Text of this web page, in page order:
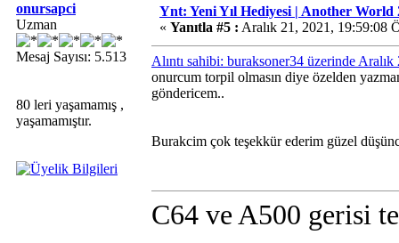
onursapci
Uzman
Mesaj Sayısı: 5.513
80 leri yaşamamış ,
yaşamamıştır.
Ynt: Yeni Yıl Hediyesi | Another World
« Yanıtla #5 : Aralık 21, 2021, 19:59:08
Alıntı sahibi: buraksoner34 üzerinde
onurcum torpil olmasın diye özelden
göndericem..
Burakcim çok teşekkür ederim güzel
C64 ve A500 gerisi